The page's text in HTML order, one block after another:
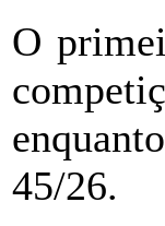
O
45/26.